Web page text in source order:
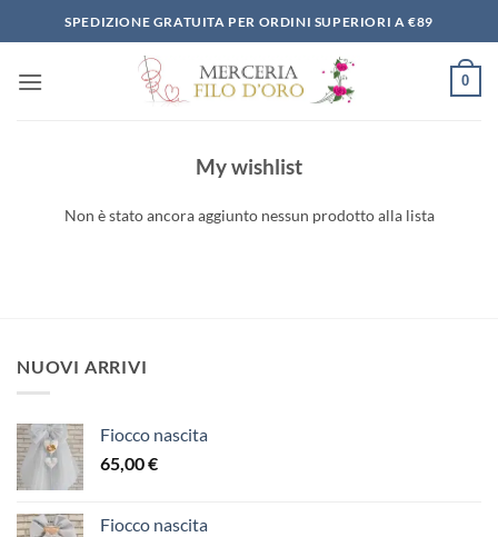
ai
SPEDIZIONE GRATUITA PER ORDINI SUPERIORI A €89
0
My wishlist
Non è stato ancora aggiunto nessun prodotto alla lista
NUOVI ARRIVI
Fiocco nascita
65,00€
Fiocco nascita